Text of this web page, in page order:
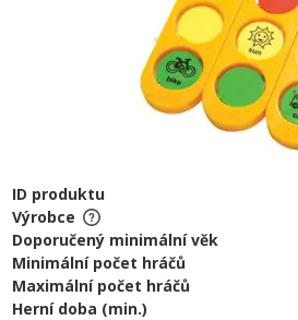
ID produktu
Výrobce
Doporučený minimální věk
Minimální počet hráčů
Maximální počet hráčů
Herní doba (min.)